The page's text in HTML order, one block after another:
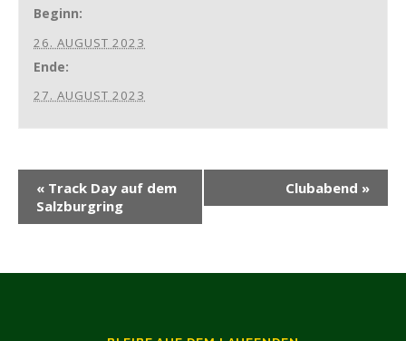
Beginn:
26. AUGUST 2023
Ende:
27. AUGUST 2023
« Track Day auf dem
Salzburgring
Clubabend »